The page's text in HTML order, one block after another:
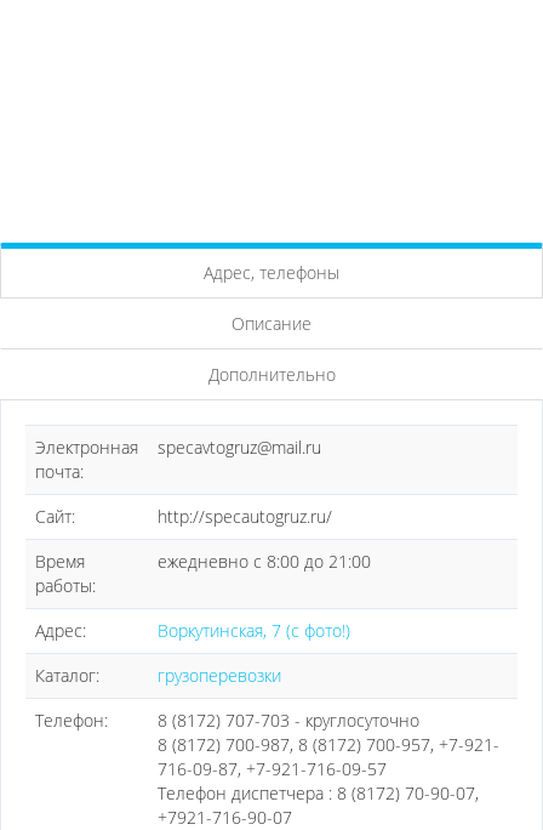
Адрес, телефоны
Описание
Дополнительно
Электронная
почта:
specavtogruz@mail.ru
Сайт:
http://specautogruz.ru/
Время
работы:
ежедневно с 8:00 до 21:00
Адрес:
Воркутинская, 7 (с фото!)
Каталог:
грузоперевозки
Телефон:
8 (8172) 707-703 - круглосуточно
8 (8172) 700-987, 8 (8172) 700-957, +7-921-
716-09-87, +7-921-716-09-57
Телефон диспетчера : 8 (8172) 70-90-07,
+7921-716-90-07